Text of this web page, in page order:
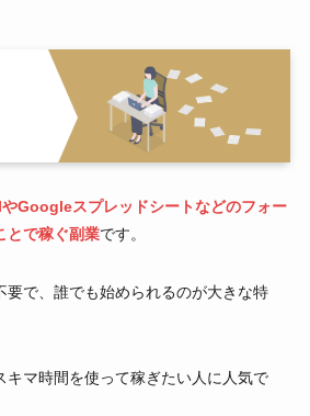
Googleスプレッドシートなどのフォー
とで稼ぐ副業です。
要で、誰でも始められるのが大きな特
キマ時間を使って稼ぎたい人に人気で